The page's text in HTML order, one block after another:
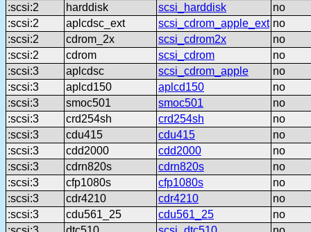
:scsi:2
harddisk scsi_harddisk
no
:scsi:2
aplcdsc_ext scsi_cdrom_apple_ext no
:scsi:2
cdrom_2x scsi_cdrom2x
no
:scsi:2
cdrom scsi_cdrom
no
:scsi:3
aplcdsc scsi_cdrom_apple
no
:scsi:3
aplcd150 aplcd150
no
:scsi:3
smoc501 smoc501
no
:scsi:3
crd254sh crd254sh
no
:scsi:3
cdu415 cdu415
no
:scsi:3
cdd2000 cdd2000
no
:scsi:3
cdrn820s cdrn820s
no
:scsi:3
cfp1080s cfp1080s
no
:scsi:3
cdr4210 cdr4210
no
:scsi:3
cdu561_25 cdu561_25
no